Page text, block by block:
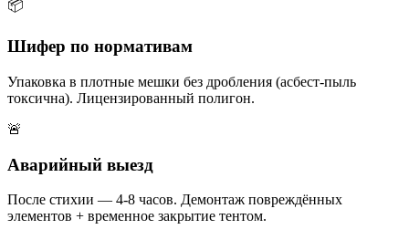
📦
Шифер по нормативам
Упаковка в плотные мешки без дробления (асбест-пыль
токсична). Лицензированный полигон.
🚨
Аварийный выезд
После стихии — 4-8 часов. Демонтаж повреждённых
элементов + временное закрытие тентом.